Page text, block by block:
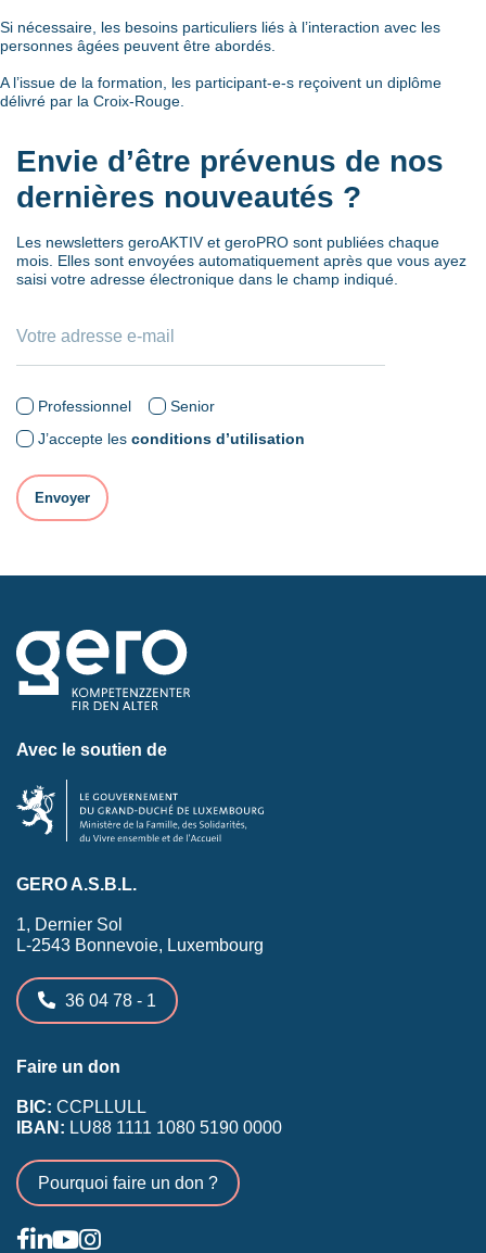
Si nécessaire, les besoins particuliers liés à l’interaction avec les
personnes âgées peuvent être abordés.
A l’issue de la formation, les participant-e-s reçoivent un diplôme
délivré par la Croix-Rouge.
Envie d’être prévenus de nos
dernières nouveautés ?
Les newsletters geroAKTIV et geroPRO sont publiées chaque
mois. Elles sont envoyées automatiquement après que vous ayez
saisi votre adresse électronique dans le champ indiqué.
Professionnel
Senior
J’accepte les conditions d’utilisation
Avec le soutien de
GERO A.S.B.L.
1, Dernier Sol
L-2543 Bonnevoie, Luxembourg
36 04 78 - 1
Faire un don
BIC: CCPLLULL
IBAN: LU88 1111 1080 5190 0000
Pourquoi faire un don ?